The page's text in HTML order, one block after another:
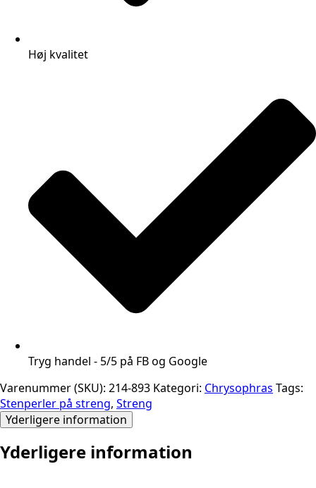
Høj kvalitet
Tryg handel - 5/5 på FB og Google
Varenummer (SKU): 214-893 Kategori: Chrysophras Tags:
Stenperler på streng, Streng
Yderligere information
Yderligere information